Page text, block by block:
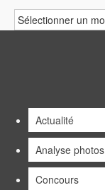
ARCHIVES
Actualité
Analyse photos
Concours